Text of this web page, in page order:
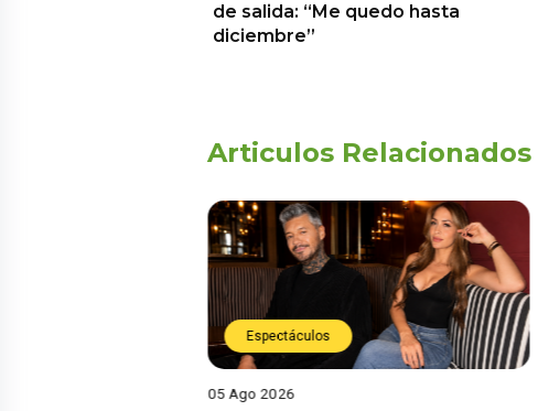
de salida: “Me quedo hasta
diciembre”
Articulos Relacionados
Espectáculos
05 Ago 2026